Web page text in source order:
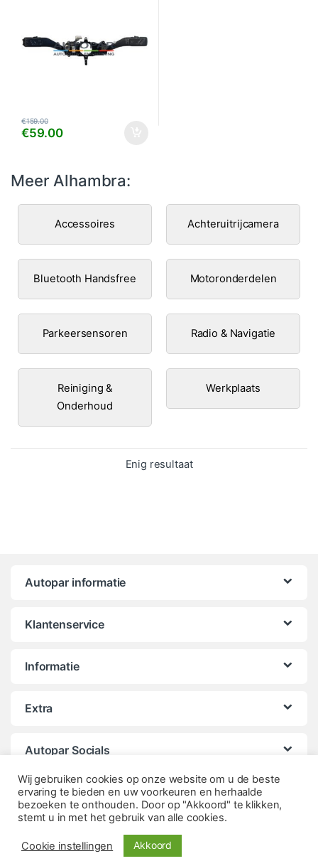
€59.00
€159.00
Meer Alhambra:
Accessoires Achteruitrijcamera
Bluetooth Handsfree Motoronderdelen
Parkeersensoren Radio & Navigatie
Reiniging &
Onderhoud
Werkplaats
Enig resultaat
Autopar informatie
Klantenservice
Informatie
Extra
Autopar Socials
Wij gebruiken cookies op onze website om u de beste
ervaring te bieden en uw voorkeuren en herhaalde
bezoeken te onthouden. Door op "Akkoord" te klikken,
stemt u in met het gebruik van alle cookies.
Cookie instellingen Akkoord